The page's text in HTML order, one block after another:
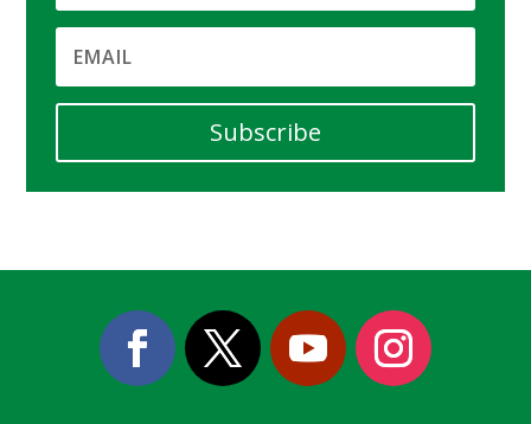
Subscribe